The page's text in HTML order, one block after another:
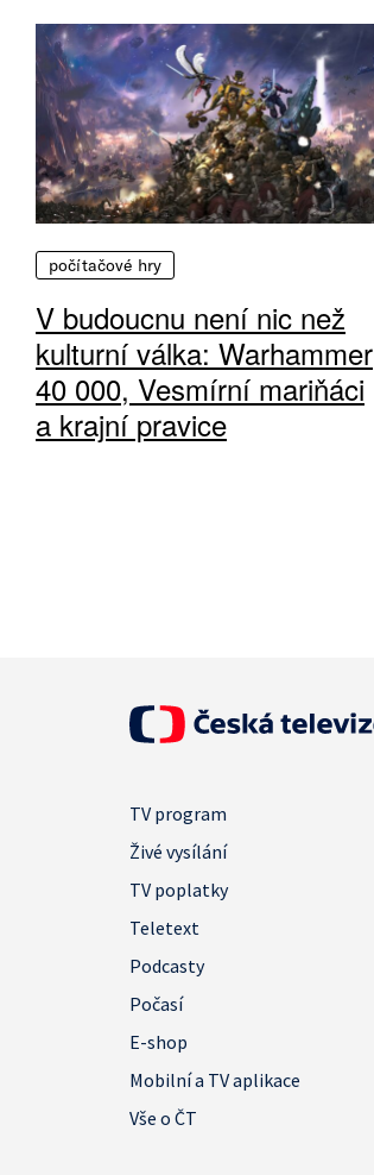
počítačové hry
V budoucnu není nic než
kulturní válka: Warhammer
40 000, Vesmírní mariňáci
a krajní pravice
TV program
Živé vysílání
TV poplatky
Teletext
Podcasty
Počasí
E-shop
Mobilní a TV aplikace
Vše o ČT